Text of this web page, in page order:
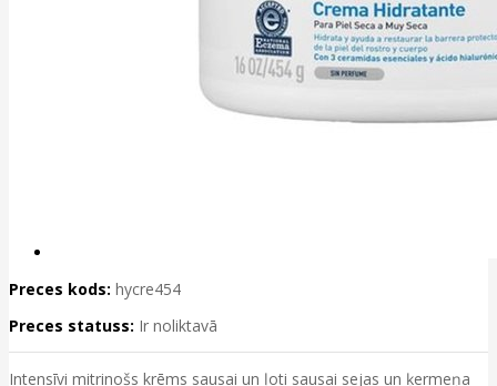
Preces kods: hycre454
Preces statuss: Ir noliktavā
Intensīvi mitrinošs krēms sausai un ļoti sausai sejas un ķermeņa